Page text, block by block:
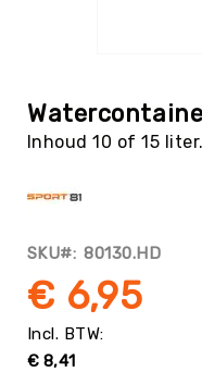
Basketbal
/
Pool
Cornhole
het
begin
van
Inhoud 10 of 15 liter.
SKU 80130.HD
€ 8,41
€ 6,95